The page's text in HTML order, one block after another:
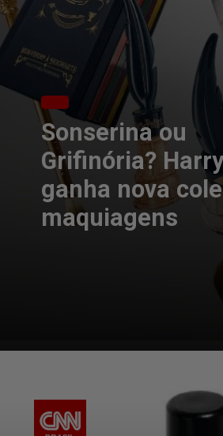
Sonserina ou
Grifinória?
ganha nova
maquiagens